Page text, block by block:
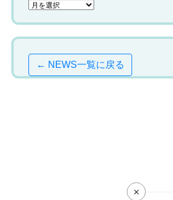
← NEWS一覧に戻る
×